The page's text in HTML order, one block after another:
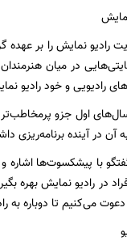
نمایش را بر عهده
اخیر نارضایتی‌هایی در
رادیویی و خود رادیو
اول جزو
آن در آینده برنامه‌ریزی
با پیشکسوت‌ها
افراد در رادیو نمایش
می‌کنیم تا دوباره به